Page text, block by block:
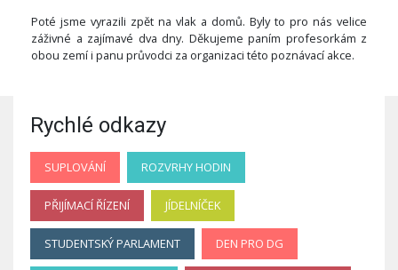
Poté jsme vyrazili zpět na vlak a domů. Byly to pro nás velice
záživné a zajímavé dva dny. Děkujeme paním profesorkám z
obou zemí i panu průvodci za organizaci této poznávací akce.
Rychlé odkazy
SUPLOVÁNÍ ROZVRHY HODIN
PŘIJÍMACÍ ŘÍZENÍ JÍDELNÍČEK
STUDENTSKÝ PARLAMENT DEN PRO DG